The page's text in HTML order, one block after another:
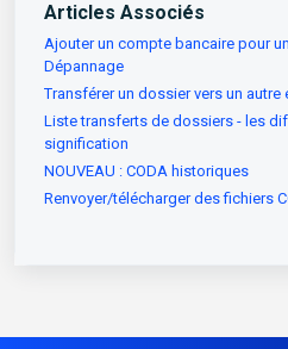
Articles Associés
Ajouter un compte bancaire pour
Dépannage
Transférer un dossier vers un
Liste transferts de dossiers - les
signification
NOUVEAU : CODA historiques
Renvoyer/télécharger des fichiers